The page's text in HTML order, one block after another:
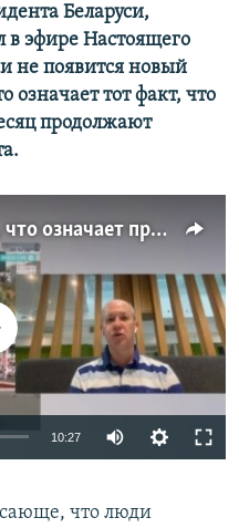
Беларуси,
в эфире Настоящего
не появится новый
тот факт, что
продолжают
Валерий Цепкало о том, что означает продолжение протестов для режима Лукашенко
available
10:27
360p
что люди